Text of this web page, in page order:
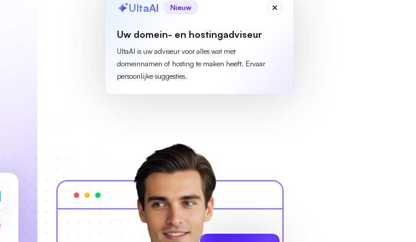
UltaAI Nieuw
Uw domein- en hostingadviseur
UltaAI is uw adviseur voor alles wat met
domeinnamen of hosting te maken heeft. Ervaar
persoonlijke suggesties.